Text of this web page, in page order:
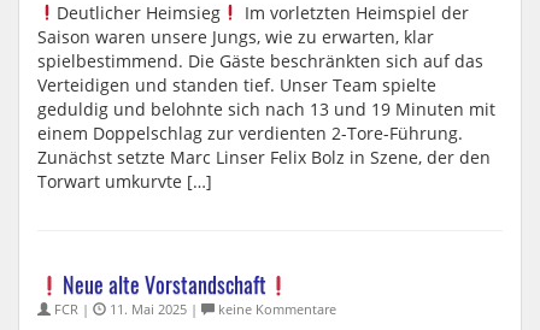
Deutlicher Heimsieg
Im vorletzten Heimspiel der
Saison waren unsere Jungs, wie zu erwarten, klar
spielbestimmend. Die Gäste beschränkten sich auf das
Verteidigen und standen tief. Unser Team spielte
geduldig und belohnte sich nach 13 und 19 Minuten mit
einem Doppelschlag zur verdienten 2-Tore-Führung.
Zunächst setzte Marc Linser Felix Bolz in Szene, der den
Torwart umkurvte […]
Neue alte Vorstandschaft
FCR | 11. Mai 2025 | keine Kommentare